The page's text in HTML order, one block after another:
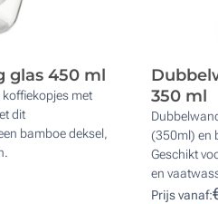
glas 450 ml
met
dit
bamboe deksel,
350 ml
(350ml) en
Geschikt
en
Prijs vanaf: